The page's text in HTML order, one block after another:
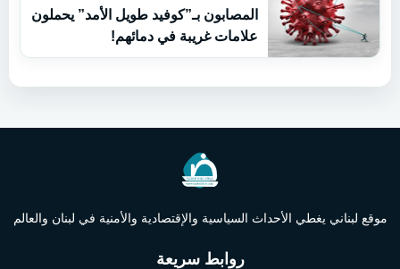
المصابون بـ”كوفيد طويل الأمد” يحملون
علامات غريبة في دمائهم!
موقع لبناني يغطي الأحداث السياسية والإقتصادية والأمنية في لبنان والعالم
روابط سريعة